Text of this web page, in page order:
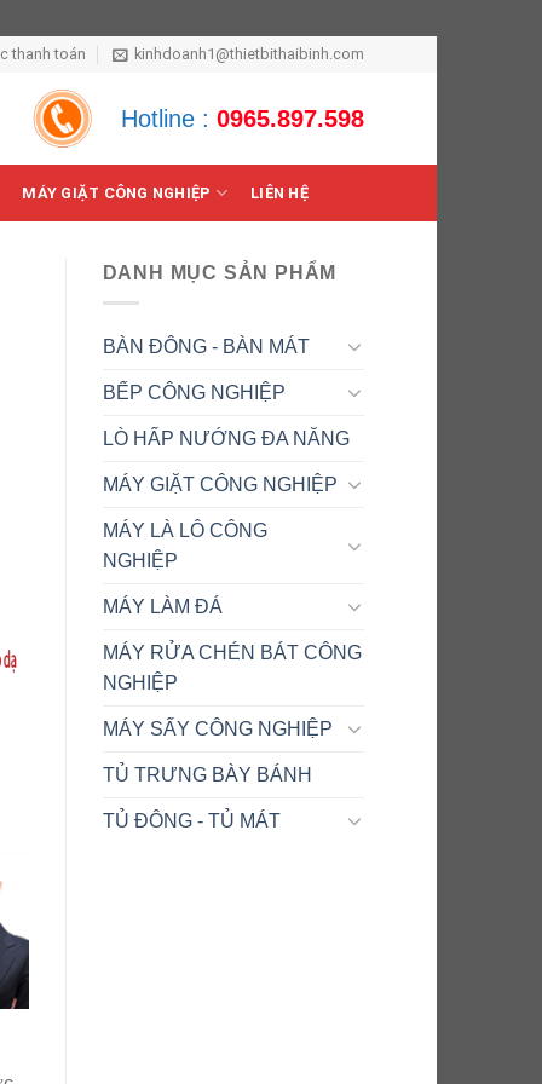
thanh toán kinhdoanh1@thietbithaibinh.com
Hotline : 0965.897.598
MÁY GIẶT CÔNG NGHIỆP LIÊN HỆ
DANH MỤC SẢN PHẨM
BÀN ĐÔNG - BÀN MÁT
BẾP CÔNG NGHIỆP
LÒ HẤP NƯỚNG ĐA NĂNG
MÁY GIẶT CÔNG NGHIỆP
MÁY LÀ LÔ CÔNG
NGHIỆP
MÁY LÀM ĐÁ
MÁY RỬA CHÉN BÁT CÔNG
NGHIỆP
MÁY SẤY CÔNG NGHIỆP
TỦ TRƯNG BÀY BÁNH
TỦ ĐÔNG - TỦ MÁT